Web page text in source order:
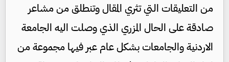
من التعليقات التي تثري المقال وتنطلق من مشاعر
صادقة على الحال المزري الذي وصلت اليه الجامعة
الاردنية والجامعات بشكل عام عبر فيها مجموعة من